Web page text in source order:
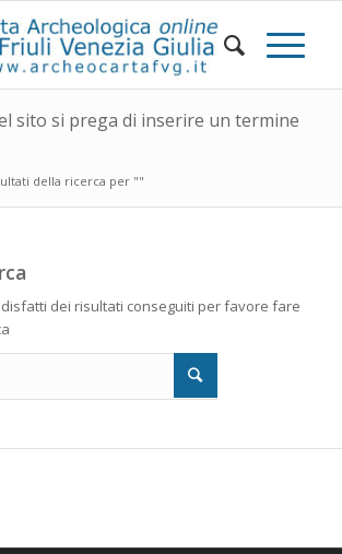
sito si prega di inserire un termine
della ricerca per ""
dei risultati conseguiti per favore fare